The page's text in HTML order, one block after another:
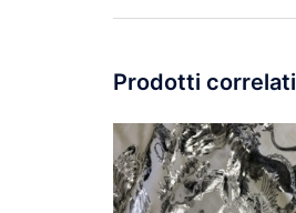
Prodotti correlati